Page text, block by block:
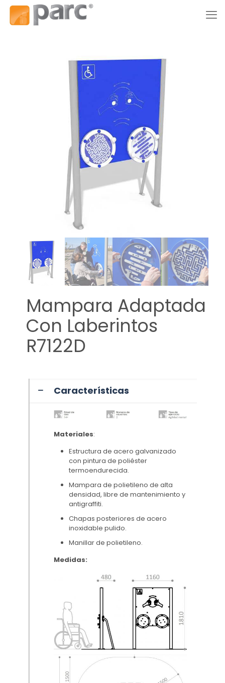
Mampara Adaptada
Con Laberintos
R7122D
Características
Materiales:
Estructura de acero galvanizado
con pintura de poliéster
termoendurecida.
Mampara de polietileno de alta
densidad, libre de mantenimiento y
antigraffiti.
Chapas posteriores de acero
inoxidable pulido.
Manillar de polietileno.
Medidas: